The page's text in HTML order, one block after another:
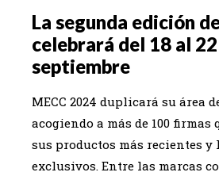
La segunda edición
celebrará del 18 al
septiembre
MECC 2024 duplicará su área
acogiendo a más de 100
sus productos más recientes
exclusivos. Entre las marcas